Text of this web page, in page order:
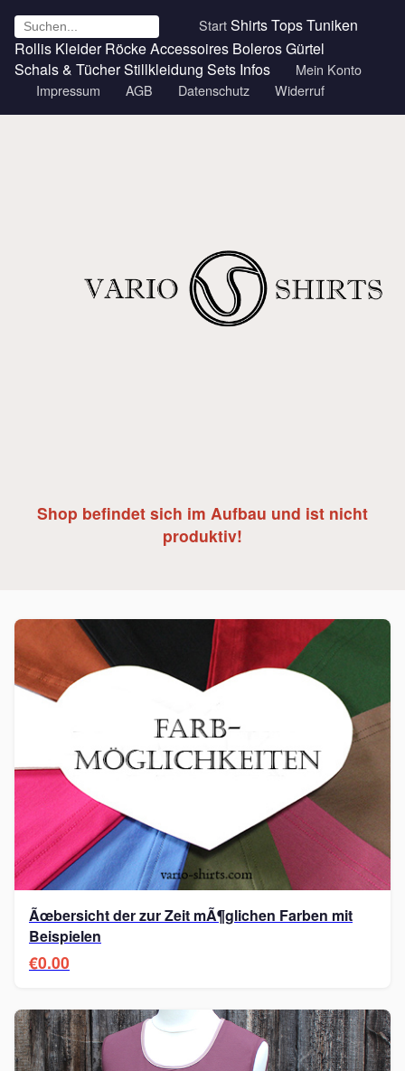
StartShirtsTopsTuniken
Rollis Kleider RöckeAccessoires BolerosGürtel
Schals & TücherStillkleidung Sets Infos
Mein Konto
Impressum
AGB Datenschutz Widerruf
Shop befindet sich im Aufbau und ist nicht
produktiv!
Ãœbersicht der zur Zeit mÃ¶glichen Farben mit
Beispielen
€0.00